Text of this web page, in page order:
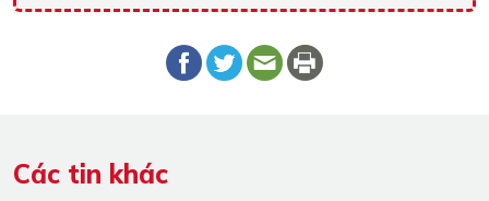
Các tin khác